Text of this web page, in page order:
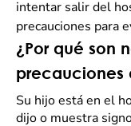
intentar salir del
precauciones para
¿Por qué son
precauciones
Su hijo está en el
dijo o muestra